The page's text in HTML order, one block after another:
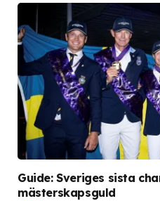
Guide: Sveriges sista
mästerskapsguld